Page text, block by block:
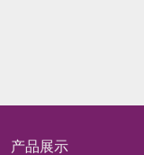
产品展示